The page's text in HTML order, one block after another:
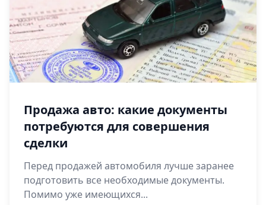
Продажа авто: какие документы
потребуются для совершения
сделки
Перед продажей автомобиля лучше заранее
подготовить все необходимые документы.
Помимо уже имеющихся...